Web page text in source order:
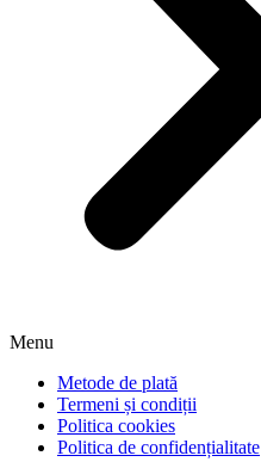
Menu
Metode de plată
Termeni și condiții
Politica cookies
Politica de confidențialitate